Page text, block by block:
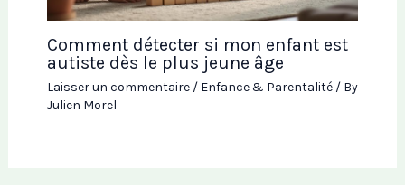
Comment détecter si mon enfant est
autiste dès le plus jeune âge
Laisser un commentaire / Enfance & Parentalité/ By
Julien Morel